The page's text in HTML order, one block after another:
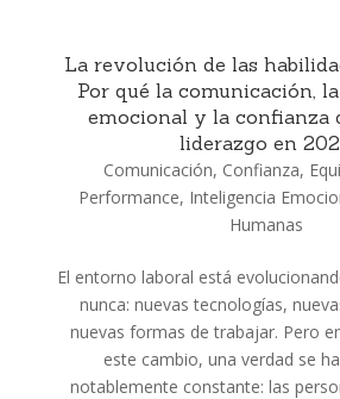
La revolución de las
Por qué la comunicación,
emocional y la confianza
liderazgo en
Comunicación, Confianza,
Performance, Inteligencia
Humanas
El entorno laboral está
nunca: nuevas tecnologías,
nuevas formas de trabajar. Pero
este cambio, una verdad se
notablemente constante: las